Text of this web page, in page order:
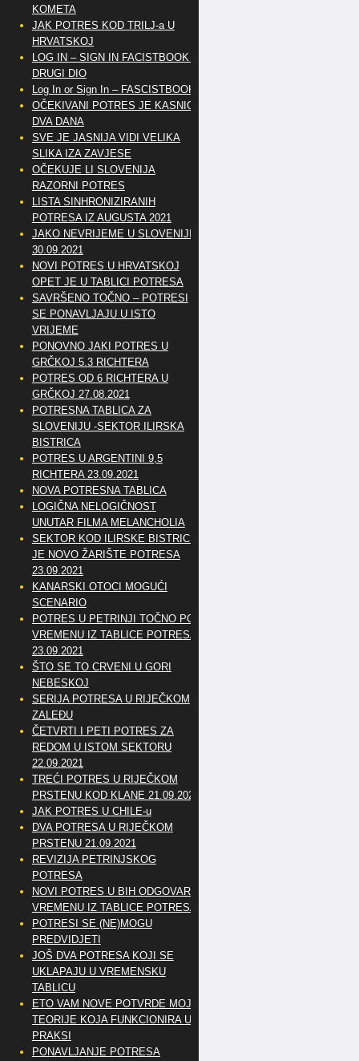
KOMETA
JAK POTRES KOD TRILJ-a U
HRVATSKOJ
LOG IN – SIGN IN FACISTBOOK –
DRUGI DIO
Log In or Sign In – FASCISTBOOK
OČEKIVANI POTRES JE KASNIO
DVA DANA
SVE JE JASNIJA VIDI VELIKA
SLIKA IZA ZAVJESE
OČEKUJE LI SLOVENIJA
RAZORNI POTRES
LISTA SINHRONIZIRANIH
POTRESA IZ AUGUSTA 2021
JAKO NEVRIJEME U SLOVENIJI
30.09.2021
NOVI POTRES U HRVATSKOJ
OPET JE U TABLICI POTRESA
SAVRŠENO TOČNO – POTRESI
SE PONAVLJAJU U ISTO
VRIJEME
PONOVNO JAKI POTRES U
GRČKOJ 5.3 RICHTERA
POTRES OD 6 RICHTERA U
GRČKOJ 27.08.2021
POTRESNA TABLICA ZA
SLOVENIJU -SEKTOR ILIRSKA
BISTRICA
POTRES U ARGENTINI 9,5
RICHTERA 23.09.2021
NOVA POTRESNA TABLICA
LOGIČNA NELOGIČNOST
UNUTAR FILMA MELANCHOLIA
SEKTOR KOD ILIRSKE BISTRICE
JE NOVO ŽARIŠTE POTRESA
23.09.2021
KANARSKI OTOCI MOGUĆI
SCENARIO
POTRES U PETRINJI TOČNO PO
VREMENU IZ TABLICE POTRESA
23.09.2021
ŠTO SE TO CRVENI U GORI
NEBESKOJ
SERIJA POTRESA U RIJEČKOM
ZALEĐU
ČETVRTI I PETI POTRES ZA
REDOM U ISTOM SEKTORU
22.09.2021
TREĆI POTRES U RIJEČKOM
PRSTENU KOD KLANE 21.09.2021
JAK POTRES U CHILE-u
DVA POTRESA U RIJEČKOM
PRSTENU 21.09.2021
REVIZIJA PETRINJSKOG
POTRESA
NOVI POTRES U BIH ODGOVARA
VREMENU IZ TABLICE POTRESA
POTRESI SE (NE)MOGU
PREDVIDJETI
JOŠ DVA POTRESA KOJI SE
UKLAPAJU U VREMENSKU
TABLICU
ETO VAM NOVE POTVRDE MOJE
TEORIJE KOJA FUNKCIONIRA U
PRAKSI
PONAVLJANJE POTRESA